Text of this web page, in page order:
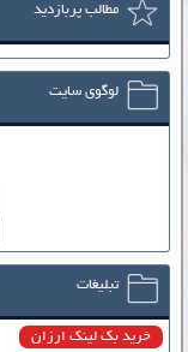
مطالب پربازدید
لوگوی سایت
تبلیغات
خرید بک لینک ارزان